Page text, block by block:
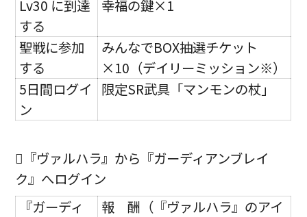
Lv30 に到達
する
幸福の鍵×1
聖戦に参加
する
みんなでBOX抽選チケット
×10（デイリーミッション※）
5日間ログイ
ン
限定SR武具「マンモンの杖」
『ヴァルハラ』から『ガーディアンブレイ
ク』へログイン
『ガーディ
報 酬（『ヴァルハラ』のアイ